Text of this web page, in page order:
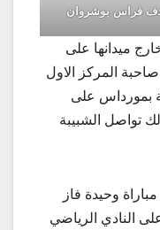
فراس بوشروان
ميدانها على
بـ1-0 وفازت صاحبة المركز الاول
بمورداس على
تواصل الشبيبة
وحيدة فاز
على النادي الرياضي